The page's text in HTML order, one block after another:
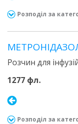
Розподіл за
Розчин для
1277 фл.
Розподіл за